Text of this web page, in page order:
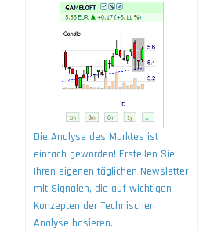
Die Analyse des Marktes ist
einfach geworden! Erstellen Sie
Ihren eigenen täglichen Newsletter
mit Signalen, die auf wichtigen
Konzepten der Technischen
Analyse basieren.